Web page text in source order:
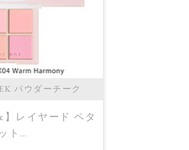
パウダーチーク
】レイヤード ペタ
ト